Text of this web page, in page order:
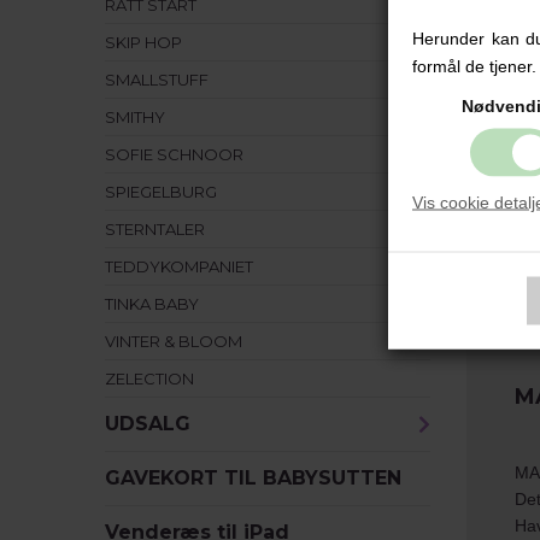
Herunder kan
formål de tjener.
Vis cookie
RÄTT START
SKIP HOP
SMALLSTUFF
SMITHY
SOFIE SCHNOOR
SPIEGELBURG
STERNTALER
TEDDYKOMPANIET
TINKA BABY
VINTER & BLOOM
ZELECTION
UDSALG
GAVEKORT TIL BABYSUTTEN
Venderæs til iPad